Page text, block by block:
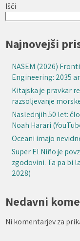
Išči
Najnovejši
NASEM (2026)
Engineering: 2035
Kitajska je pravkar
razsoljevanje
Naslednjih 50 let:
Noah Harari
Oceani imajo
Super El Niño je
zgodovini. Ta pa bi
2028)
Nedavni
Ni komentarjev za